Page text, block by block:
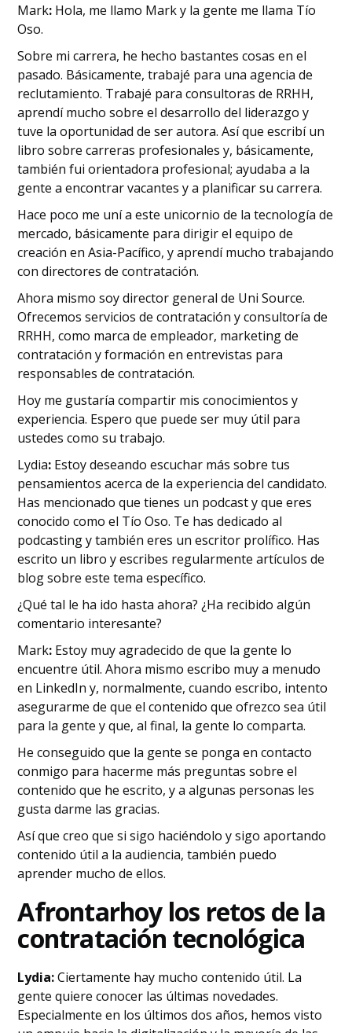
‍Mark: Hola, me llamo Mark y la gente me llama Tío
Oso.
Sobre mi carrera, he hecho bastantes cosas en el
pasado. Básicamente, trabajé para una agencia de
reclutamiento. Trabajé para consultoras de RRHH,
aprendí mucho sobre el desarrollo del liderazgo y
tuve la oportunidad de ser autora. Así que escribí un
libro sobre carreras profesionales y, básicamente,
también fui orientadora profesional; ayudaba a la
gente a encontrar vacantes y a planificar su carrera.
Hace poco me uní a este unicornio de la tecnología de
mercado, básicamente para dirigir el equipo de
creación en Asia-Pacífico, y aprendí mucho trabajando
con directores de contratación.
Ahora mismo soy director general de Uni Source.
Ofrecemos servicios de contratación y consultoría de
RRHH, como marca de empleador, marketing de
contratación y formación en entrevistas para
responsables de contratación.
Hoy me gustaría compartir mis conocimientos y
experiencia. Espero que puede ser muy útil para
ustedes como su trabajo.
‍Lydia: Estoy deseando escuchar más sobre tus
pensamientos acerca de la experiencia del candidato.
Has mencionado que tienes un podcast y que eres
conocido como el Tío Oso. Te has dedicado al
podcasting y también eres un escritor prolífico. Has
escrito un libro y escribes regularmente artículos de
blog sobre este tema específico.
¿Qué tal le ha ido hasta ahora? ¿Ha recibido algún
comentario interesante?
Mark: Estoy muy agradecido de que la gente lo
encuentre útil. Ahora mismo escribo muy a menudo
en LinkedIn y, normalmente, cuando escribo, intento
asegurarme de que el contenido que ofrezco sea útil
para la gente y que, al final, la gente lo comparta.
He conseguido que la gente se ponga en contacto
conmigo para hacerme más preguntas sobre el
contenido que he escrito, y a algunas personas les
gusta darme las gracias.
Así que creo que si sigo haciéndolo y sigo aportando
contenido útil a la audiencia, también puedo
aprender mucho de ellos.
‍Afrontarhoy los retos de la
contratación tecnológica
Lydia:Ciertamente hay mucho contenido útil. La
gente quiere conocer las últimas novedades.
Especialmente en los últimos dos años, hemos visto